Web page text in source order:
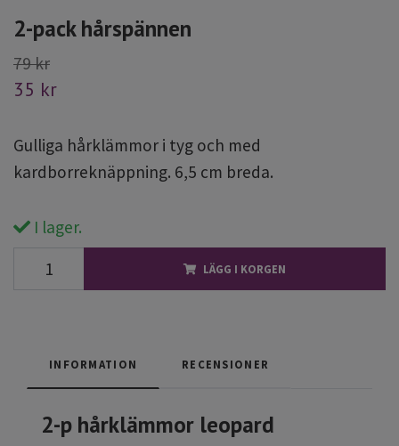
2-pack hårspännen
79 kr
35 kr
Gulliga hårklämmor i tyg och med
kardborreknäppning. 6,5 cm breda.
I lager.
LÄGG I KORGEN
INFORMATION RECENSIONER
2-p hårklämmor leopard